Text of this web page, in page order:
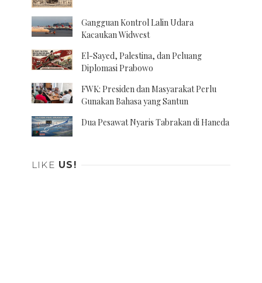
Gangguan Kontrol Lalin Udara
Kacaukan Widwest
El-Sayed, Palestina, dan Peluang
Diplomasi Prabowo
FWK: Presiden dan Masyarakat Perlu
Gunakan Bahasa yang Santun
Dua Pesawat Nyaris Tabrakan di Haneda
LIKE US!